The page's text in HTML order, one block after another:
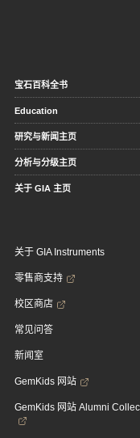
宝石百科全书
Education
研究与新闻主页
分析与分级主页
关于 GIA 主页
关于 GIA Instruments
零售商支持
校区商店
常见问答
新闻室
GemKids 网站
GemKids 网站 Alumni